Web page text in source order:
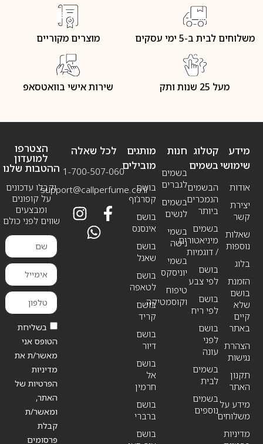
משלוחים לבית ב-5 ימי עסקים מוצרים מקוריים
מעל 25 שנות ותק שירות אישי בוואטסאפ
מידע
שימושי
אודות
יצירת
קשר
שאלות
נוספות
בלוג
הזמנת
בושם
שלא
קיים
באתר
הצהרת
נגישות
תקנון
האתר
מידע על
משלוחים
מדיניות
חנות
בשמים
לגברים
בשמים
לנשים
בשמי
נישה
בשמי
יוניסקס
טיפוח
וקוסמטיקה
קטלוג
בשמים
הבשמים
הנמכרים
ביותר
בשמים
מיניאטורים
/ דוגמיות
בושם
לפי צבע
בושם
לפי ריח
בושם
לפני
עונה
בשמים
לבית
בשמים
נוספים
מותגים
מובילים
בושם
קסרג’וף
בושם
אינסנס
בושם
שאנל
בושם
לטאפה
בושם
קריד
בושם
דיור
בושם
אל
חרמין
בושם
ברברי
בושם
לכל שאלה
1-700-507-060
support@callperfume.co.il
הצטרפו
למועדון
ההטבות שלנו
וקבלו עדכונים
על קופונים
ומבצעים
שווים לפני כולם
בשליחת
הטופס אני
מאשר/ת את
מדיניות
הפרטיות של
האתר,
ומאשר/ת
קבלת
פרסומים